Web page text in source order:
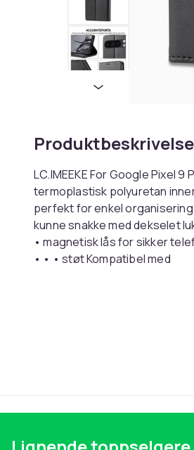
Produktbeskrivelse
LC.IMEEKE For Google Pixel
termoplastisk polyuretan
perfekt for enkel
kunne snakke med dekselet
• magnetisk lås for sikker
• • • støt Kompatibel med